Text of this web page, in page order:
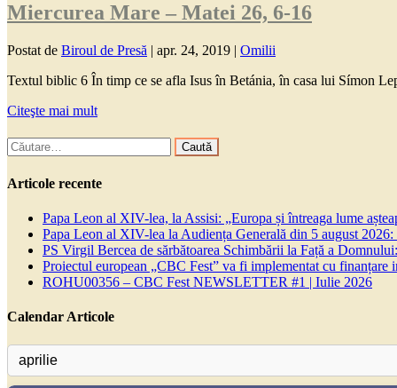
Miercurea Mare – Matei 26, 6-16
Postat de Biroul de Presă | apr. 24, 2019 | Omilii
Textul biblic 6 În timp ce se afla Isus în Betánia, în casa lui Símon
Citeşte mai mult
Caută
după:
Articole recente
Papa Leon al XIV-lea, la Assisi: „Europa și întreaga lume
Papa Leon al XIV-lea la Audiența Generală din 5 august
PS Virgil Bercea de sărbătoarea Schimbării la Față a
Proiectul european „CBC Fest” va fi implementat cu
ROHU00356 – CBC Fest NEWSLETTER #1 | Iulie 2026
Calendar Articole